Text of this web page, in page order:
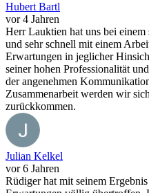
Hubert Bartl
vor 4 Jahren
Herr Lauktien hat uns bei
und sehr schnell mit einem
Erwartungen in jeglicher
seiner hohen Professionalität
der angenehmen
Zusammenarbeit werden wir
zurückkommen.
Julian Kelkel
vor 6 Jahren
Rüdiger hat mit seinem